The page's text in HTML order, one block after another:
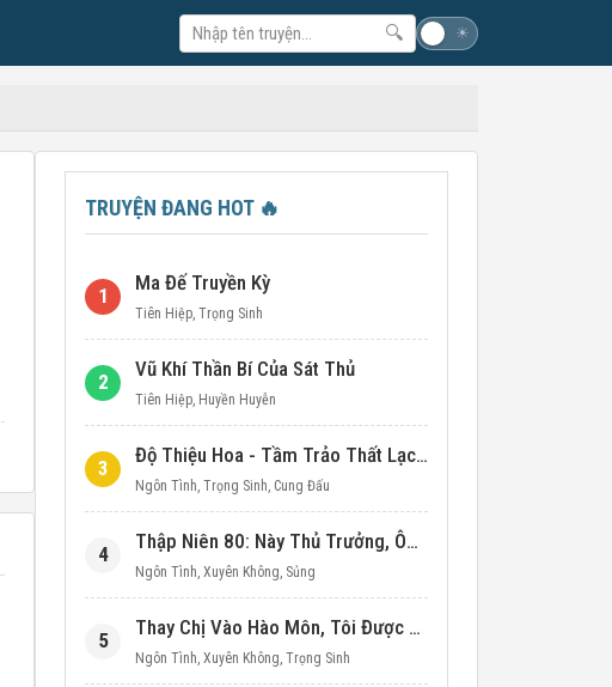
🔍 ☀
TRUYỆN ĐANG HOT 🔥
1
Ma Đế Truyền Kỳ
Tiên Hiệp, Trọng Sinh
2
Vũ Khí Thần Bí Của Sát Thủ
Tiên Hiệp, Huyền Huyễn
3
Độ Thiệu Hoa - Tầm Trảo Thất Lạc Đích Ái Tình
Ngôn Tình, Trọng Sinh, Cung Đấu
4
Thập Niên 80: Này Thủ Trưởng, Ôm Một Cái Đi!
Ngôn Tình, Xuyên Không, Sủng
5
Thay Chị Vào Hào Môn, Tôi Được Cưng Chiều Hết Mực (Thập Niên 90)
Ngôn Tình, Xuyên Không, Trọng Sinh